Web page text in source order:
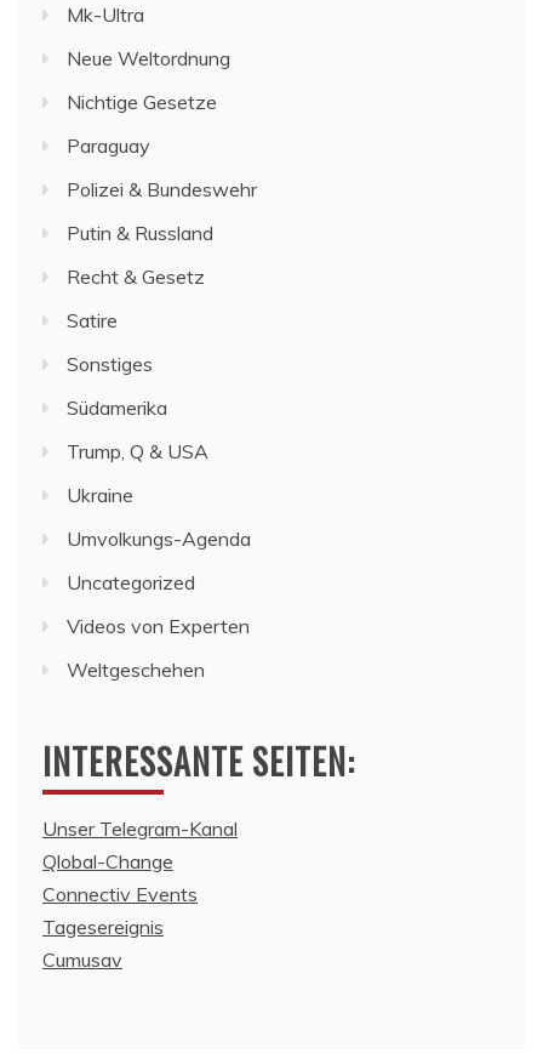
Mk-Ultra
Neue Weltordnung
Nichtige Gesetze
Paraguay
Polizei & Bundeswehr
Putin & Russland
Recht & Gesetz
Satire
Sonstiges
Südamerika
Trump, Q & USA
Ukraine
Umvolkungs-Agenda
Uncategorized
Videos von Experten
Weltgeschehen
INTERESSANTE SEITEN:
Unser Telegram-Kanal
Qlobal-Change
Connectiv Events
Tagesereignis
Cumusav